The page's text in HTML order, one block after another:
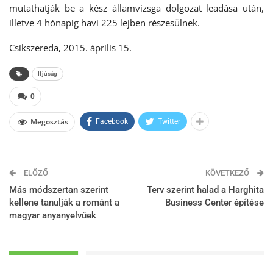
mutathatják be a kész államvizsga dolgozat leadása után,
illetve 4 hónapig havi 225 lejben részesülnek.
Csíkszereda, 2015. április 15.
Ifjúság
0
Megosztás Facebook Twitter
ELŐZŐ
Más módszertan szerint
kellene tanulják a románt a
magyar anyanyelvűek
KÖVETKEZŐ
Terv szerint halad a Harghita
Business Center építése